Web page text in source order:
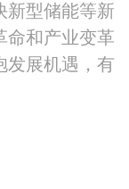
新型储能等新
和产业变革
发展机遇，有